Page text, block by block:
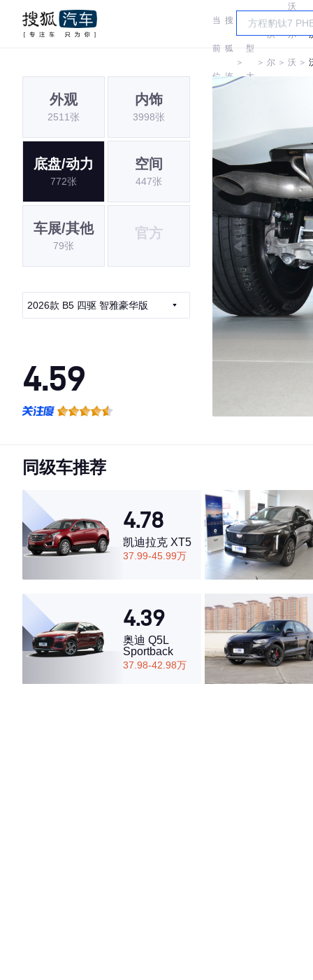
当
前
位
搜
狐
汽
＞
车
型
大
＞
沃
尔 ＞
沃
尔
沃 ＞
外观
2511张
内饰
3998张
底盘/动力
772张
空间
447张
车展/其他
79张
官方
2026款 B5 四驱 智雅豪华版
4.59
·空间表现一般，低于87%同级车
同级车推荐
4.78
凯迪拉克 XT5
37.99-45.99万
4.39
奥迪 Q5L
Sportback
37.98-42.98万